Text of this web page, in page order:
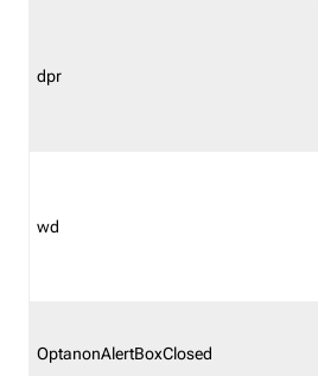
dpr
wd
OptanonAlertBoxClosed